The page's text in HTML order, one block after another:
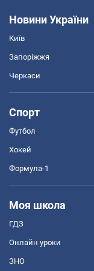
Новини України
Київ
Запоріжжя
Черкаси
Спорт
Футбол
Хокей
Формула-1
Моя школа
ГДЗ
Онлайн уроки
ЗНО